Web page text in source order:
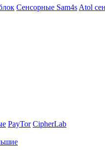
Сенсорные Sam4s Atol
PayTor CipherLab